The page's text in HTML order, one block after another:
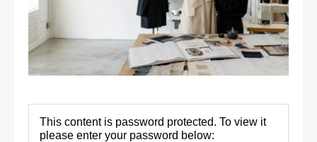
This content is password protected. To view it
please enter your password below:
校区地址